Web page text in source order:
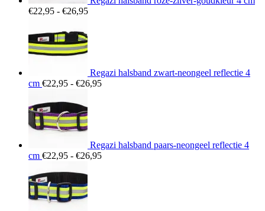
€22,95 - €26,95Prijsklasse:
Regazi halsband zwart-neongeel reflectie 4
cm €22,95 - €26,95Prijsklasse:
Regazi halsband paars-neongeel reflectie 4
cm €22,95 - €26,95Prijsklasse: